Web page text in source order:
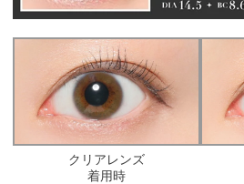
クリアレンズ
着用時